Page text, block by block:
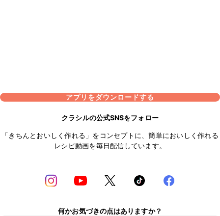
アプリをダウンロードする
クラシルの公式SNSをフォロー
「きちんとおいしく作れる」をコンセプトに、簡単においしく作れる
レシピ動画を毎日配信しています。
何かお気づきの点はありますか？